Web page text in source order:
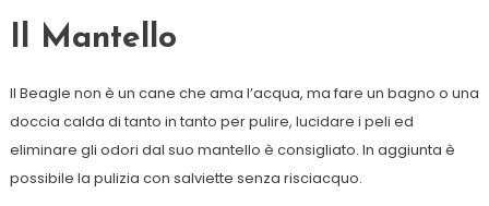
Il Mantello
Il Beagle non è un cane che ama l’acqua, ma fare un bagno o una
doccia calda di tanto in tanto per pulire, lucidare i peli ed
eliminare gli odori dal suo mantello è consigliato. In aggiunta è
possibile la pulizia con salviette senza risciacquo.